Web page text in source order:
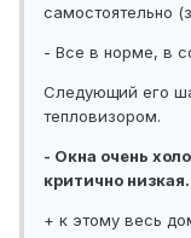
самостоятельно
- Все в норме, в
Следующий его
тепловизором.
- Окна очень
критично низкая.
+ к этому весь